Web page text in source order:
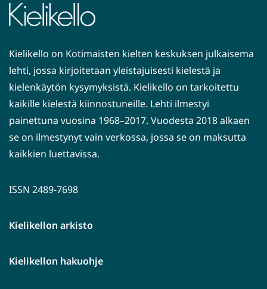
Kielikello on Kotimaisten kielten keskuksen julkaisema
lehti, jossa kirjoitetaan yleistajuisesti kielestä ja
kielenkäytön kysymyksistä. Kielikello on tarkoitettu
kaikille kielestä kiinnostuneille. Lehti ilmestyi
painettuna vuosina 1968–2017. Vuodesta 2018 alkaen
se on ilmestynyt vain verkossa, jossa se on maksutta
kaikkien luettavissa.
ISSN 2489-7698
Kielikellon arkisto
Kielikellon hakuohje